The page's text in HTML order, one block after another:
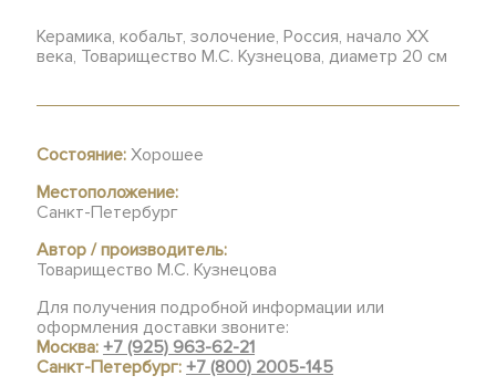
Керамика, кобальт, золочение, Россия, начало ХХ
века, Товарищество М.С. Кузнецова, диаметр 20 см
Состояние: Хорошее
Местоположение:
Санкт-Петербург
Автор / производитель:
Товарищество М.С. Кузнецова
Для получения подробной информации или
оформления доставки звоните:
Москва:+7 (925) 963-62-21
Санкт-Петербург:+7 (800) 2005-145